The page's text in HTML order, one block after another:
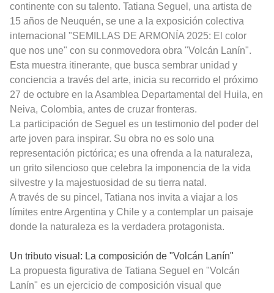
continente con su talento. Tatiana Seguel, una artista de
15 años de Neuquén, se une a la exposición colectiva
internacional "SEMILLAS DE ARMONÍA 2025: El color
que nos une" con su conmovedora obra "Volcán Lanín".
Esta muestra itinerante, que busca sembrar unidad y
conciencia a través del arte, inicia su recorrido el próximo
27 de octubre en la Asamblea Departamental del Huila, en
Neiva, Colombia, antes de cruzar fronteras.
La participación de Seguel es un testimonio del poder del
arte joven para inspirar. Su obra no es solo una
representación pictórica; es una ofrenda a la naturaleza,
un grito silencioso que celebra la imponencia de la vida
silvestre y la majestuosidad de su tierra natal.
A través de su pincel, Tatiana nos invita a viajar a los
límites entre Argentina y Chile y a contemplar un paisaje
donde la naturaleza es la verdadera protagonista.
Un tributo visual: La composición de "Volcán Lanín"
La propuesta figurativa de Tatiana Seguel en "Volcán
Lanín" es un ejercicio de composición visual que